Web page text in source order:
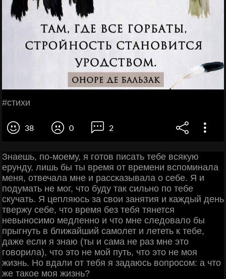
#cтихи
38 0 2
Знаешь, по-моему, я готов писать тебе всякую
ерунду, лишь бы ты время от времени вспоминала
меня, отвечала мне и рассказывала о себе. Я и
подумать не мог, что буду так сильно по тебе
скучать. Я цепляюсь за свои занятия и каждый день
твержу себе, что время без тебя тянется
невыносимо медленно и что мне следовало бы
прыгнуть в ближайший самолет и лететь к тебе,
даже если я знаю (ты и сама не раз мне это
говорила), что это не мой путь, что это не моя
жизнь. Но вдали от тебя я задаюсь вопросом: а что
же такое моя жизнь?